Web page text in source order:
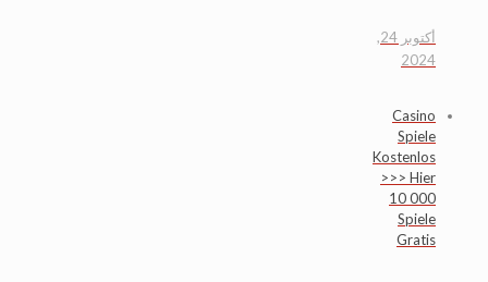
أكتوبر 24,
2024
Casino
Spiele
Kostenlos
>>> Hier
10 000
Spiele
Gratis